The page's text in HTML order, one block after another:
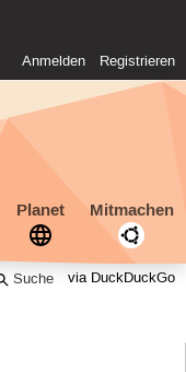
Anmelden Registrieren
Planet Mitmachen
via DuckDuckGo